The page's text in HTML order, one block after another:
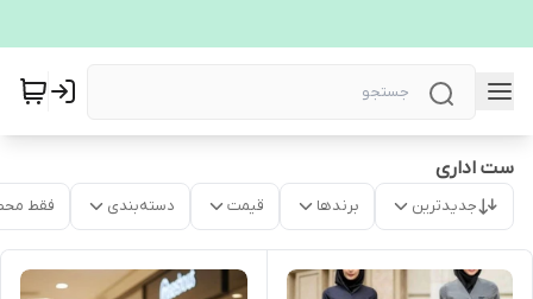
ست اداری
جدیدترین برندها قیمت دسته‌بندی فقط